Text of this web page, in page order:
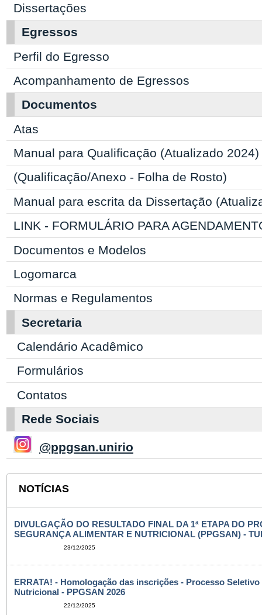
Dissertações
Egressos
Perfil do Egresso
Acompanhamento de Egressos
Documentos
Atas
Manual para Qualificação (Atualizado 2024)
(Qualificação/Anexo - Folha de Rosto)
Manual para escrita da Dissertação
LINK - FORMULÁRIO PARA
Documentos e Modelos
Logomarca
Normas e Regulamentos
Secretaria
Calendário Acadêmico
Formulários
Contatos
Rede Sociais
@ppgsan.unirio
NOTÍCIAS
DIVULGAÇÃO DO RESULTADO FINAL DA 1ª ETAPA DO
SEGURANÇA ALIMENTAR E NUTRICIONAL (PPGSAN) -
23/12/2025
ERRATA! - Homologação das inscrições - Processo
Nutricional - PPGSAN 2026
22/12/2025